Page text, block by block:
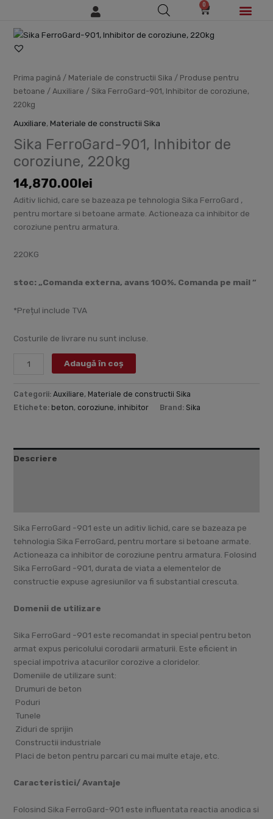
content
0
Cart
Prima pagină / Materiale de constructii Sika / Produse pentru
betoane / Auxiliare / Sika FerroGard-901, Inhibitor de coroziune,
220kg
Auxiliare,Materiale de constructii Sika
Sika FerroGard-901, Inhibitor de
coroziune, 220kg
14,870.00 lei
Aditiv lichid, care se bazeaza pe tehnologia Sika FerroGard ,
pentru mortare si betoane armate. Actioneaza ca inhibitor de
coroziune pentru armatura.
220KG
stoc: „Comanda externa, avans 100%. Comanda pe mail ”
*Prețul include TVA
Costurile de livrare nu sunt incluse.
Cantitate
Sika
901,
Inhibitor
de
220kg
Adaugă în coș
Categorii: Auxiliare, Materiale de constructii Sika
Etichete: beton, coroziune, inhibitor Brand: Sika
Descriere
Sika FerroGard -901 este un aditiv lichid, care se bazeaza pe
tehnologia Sika FerroGard, pentru mortare si betoane armate.
Actioneaza ca inhibitor de coroziune pentru armatura. Folosind
Sika FerroGard -901, durata de viata a elementelor de
constructie expuse agresiunilor va fi substantial crescuta.
Domenii de utilizare
Sika FerroGard -901 este recomandat in special pentru beton
armat expus pericolului corodarii armaturii. Este eficient in
special impotriva atacurilor corozive a cloridelor.
Domeniile de utilizare sunt:
 Drumuri de beton
 Poduri
 Tunele
 Ziduri de sprijin
 Constructii industriale
 Placi de beton pentru parcari cu mai multe etaje, etc.
Caracteristici/ Avantaje
Folosind Sika FerroGard-901 este influentata reactia anodica si